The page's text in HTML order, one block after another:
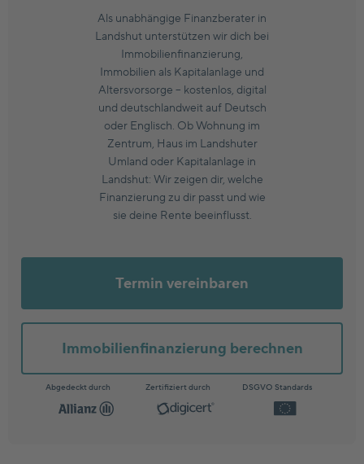
Als unabhängige Finanzberater in
Landshut unterstützen wir dich bei
Immobilienfinanzierung,
Immobilien als Kapitalanlage und
Altersvorsorge – kostenlos, digital
und deutschlandweit auf Deutsch
oder Englisch. Ob Wohnung im
Zentrum, Haus im Landshuter
Umland oder Kapitalanlage in
Landshut: Wir zeigen dir, welche
Finanzierung zu dir passt und wie
sie deine Rente beeinflusst.
Termin vereinbaren
Immobilienfinanzierung berechnen
Abgedeckt durch Zertifiziert durch DSGVO Standards